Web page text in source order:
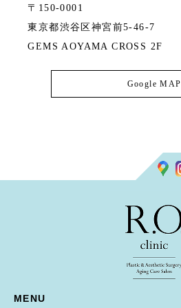
〒150-0001
東京都渋谷区神宮前5-46-7
GEMS AOYAMA CROSS 2F
Google MAP
MENU